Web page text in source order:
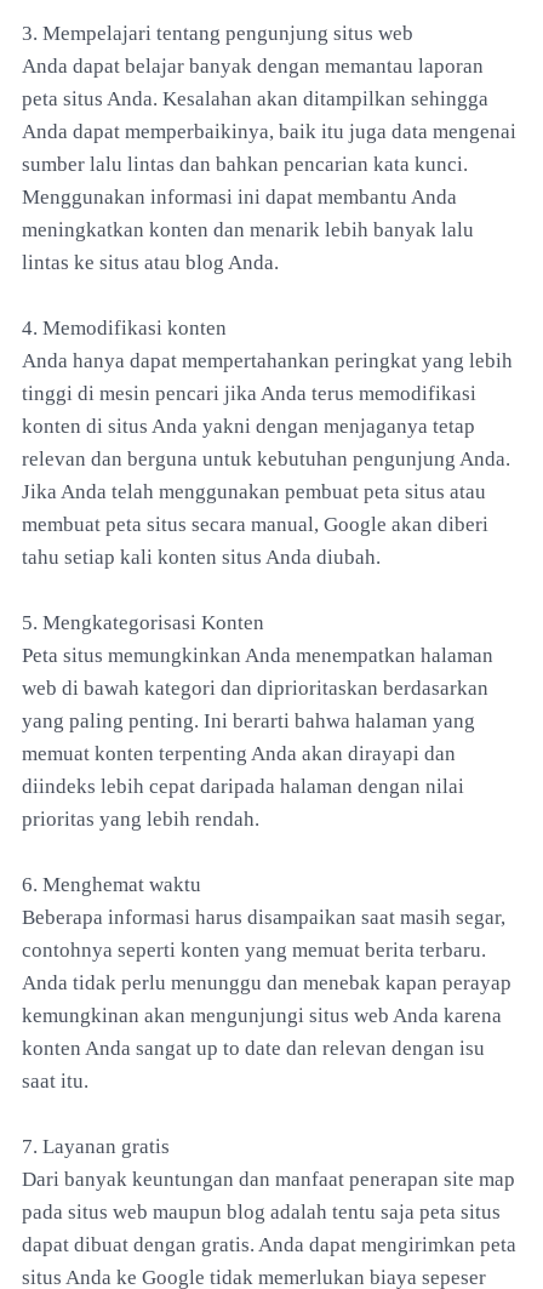
3. Mempelajari tentang pengunjung situs web
Anda dapat belajar banyak dengan memantau laporan
peta situs Anda. Kesalahan akan ditampilkan sehingga
Anda dapat memperbaikinya, baik itu juga data mengenai
sumber lalu lintas dan bahkan pencarian kata kunci.
Menggunakan informasi ini dapat membantu Anda
meningkatkan konten dan menarik lebih banyak lalu
lintas ke situs atau blog Anda.
4. Memodifikasi konten
Anda hanya dapat mempertahankan peringkat yang lebih
tinggi di mesin pencari jika Anda terus memodifikasi
konten di situs Anda yakni dengan menjaganya tetap
relevan dan berguna untuk kebutuhan pengunjung Anda.
Jika Anda telah menggunakan pembuat peta situs atau
membuat peta situs secara manual, Google akan diberi
tahu setiap kali konten situs Anda diubah.
5. Mengkategorisasi Konten
Peta situs memungkinkan Anda menempatkan halaman
web di bawah kategori dan diprioritaskan berdasarkan
yang paling penting. Ini berarti bahwa halaman yang
memuat konten terpenting Anda akan dirayapi dan
diindeks lebih cepat daripada halaman dengan nilai
prioritas yang lebih rendah.
6. Menghemat waktu
Beberapa informasi harus disampaikan saat masih segar,
contohnya seperti konten yang memuat berita terbaru.
Anda tidak perlu menunggu dan menebak kapan perayap
kemungkinan akan mengunjungi situs web Anda karena
konten Anda sangat up to date dan relevan dengan isu
saat itu.
7. Layanan gratis
Dari banyak keuntungan dan manfaat penerapan site map
pada situs web maupun blog adalah tentu saja peta situs
dapat dibuat dengan gratis. Anda dapat mengirimkan peta
situs Anda ke Google tidak memerlukan biaya sepeser